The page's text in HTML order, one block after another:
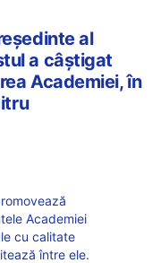
al
a câștigat
Academiei, în
Academiei
cu calitate
între ele.